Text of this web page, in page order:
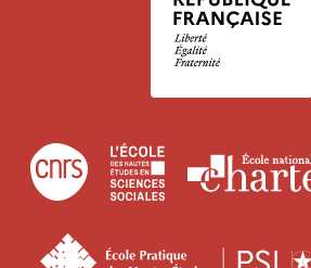
Centre
national
la
École
des
études